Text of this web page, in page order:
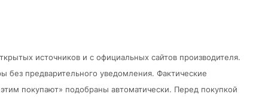
источников и с официальных сайтов производителя.
без предварительного уведомления. Фактические
покупают» подобраны автоматически. Перед покупкой